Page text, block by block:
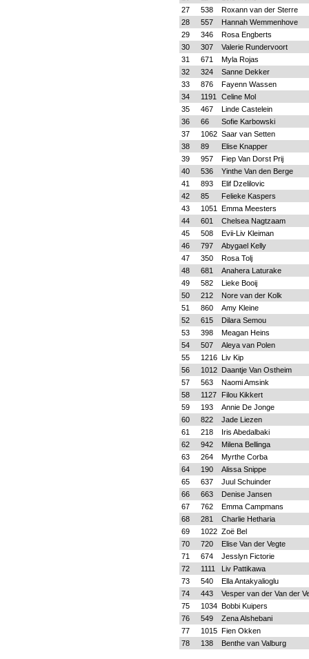
27
538
Roxann van der Sterre
28
557
Hannah Wemmenhove
29
346
Rosa Engberts
30
307
Valerie Rundervoort
31
671
Myla Rojas
32
324
Sanne Dekker
33
876
Fayenn Wassen
34
1191
Celine Mol
35
467
Linde Castelein
36
66
Sofie Karbowski
37
1062 Saar van Setten
38
89
Elise Knapper
39
957
Fiep Van Dorst Prij
40
536
Yinthe Van den Berge
41
893
Elif Dzelilovic
42
85
Felieke Kaspers
43
1051
Emma Meesters
44
601
Chelsea Nagtzaam
45
508
Evii-Liv Kleiman
46
797
Abygael Kelly
47
350
Rosa Tolj
48
681
Anahera Laturake
49
582
Lieke Booij
50
212
Nore van der Kolk
51
860
Amy Kleine
52
615
Dilara Semou
53
398
Meagan Heins
54
507
Aleya van Polen
55
1216 Liv Kip
56
1012
Daantje Van Ostheim
57
563
Naomi Amsink
58
1127
Filou Kikkert
59
193
Annie De Jonge
60
822
Jade Liezen
61
218
Iris Abedalbaki
62
942
Milena Bellinga
63
264
Myrthe Corba
64
190
Alissa Snippe
65
637
Juul Schuinder
66
663
Denise Jansen
67
762
Emma Campmans
68
281
Charlie Hetharia
69
1022 Zoë Bel
70
720
Elise Van der Vegte
71
674
Jesslyn Fictorie
72
1111
Liv Pattikawa
73
540
Ella Antakyalioglu
74
443
Vesper van der Van der
75
1034 Bobbi Kuipers
76
549
Zena Alshebani
77
1015 Fien Okken
78
138 Benthe van Valburg